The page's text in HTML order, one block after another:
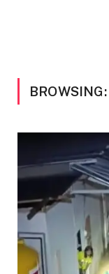
BROWSING: